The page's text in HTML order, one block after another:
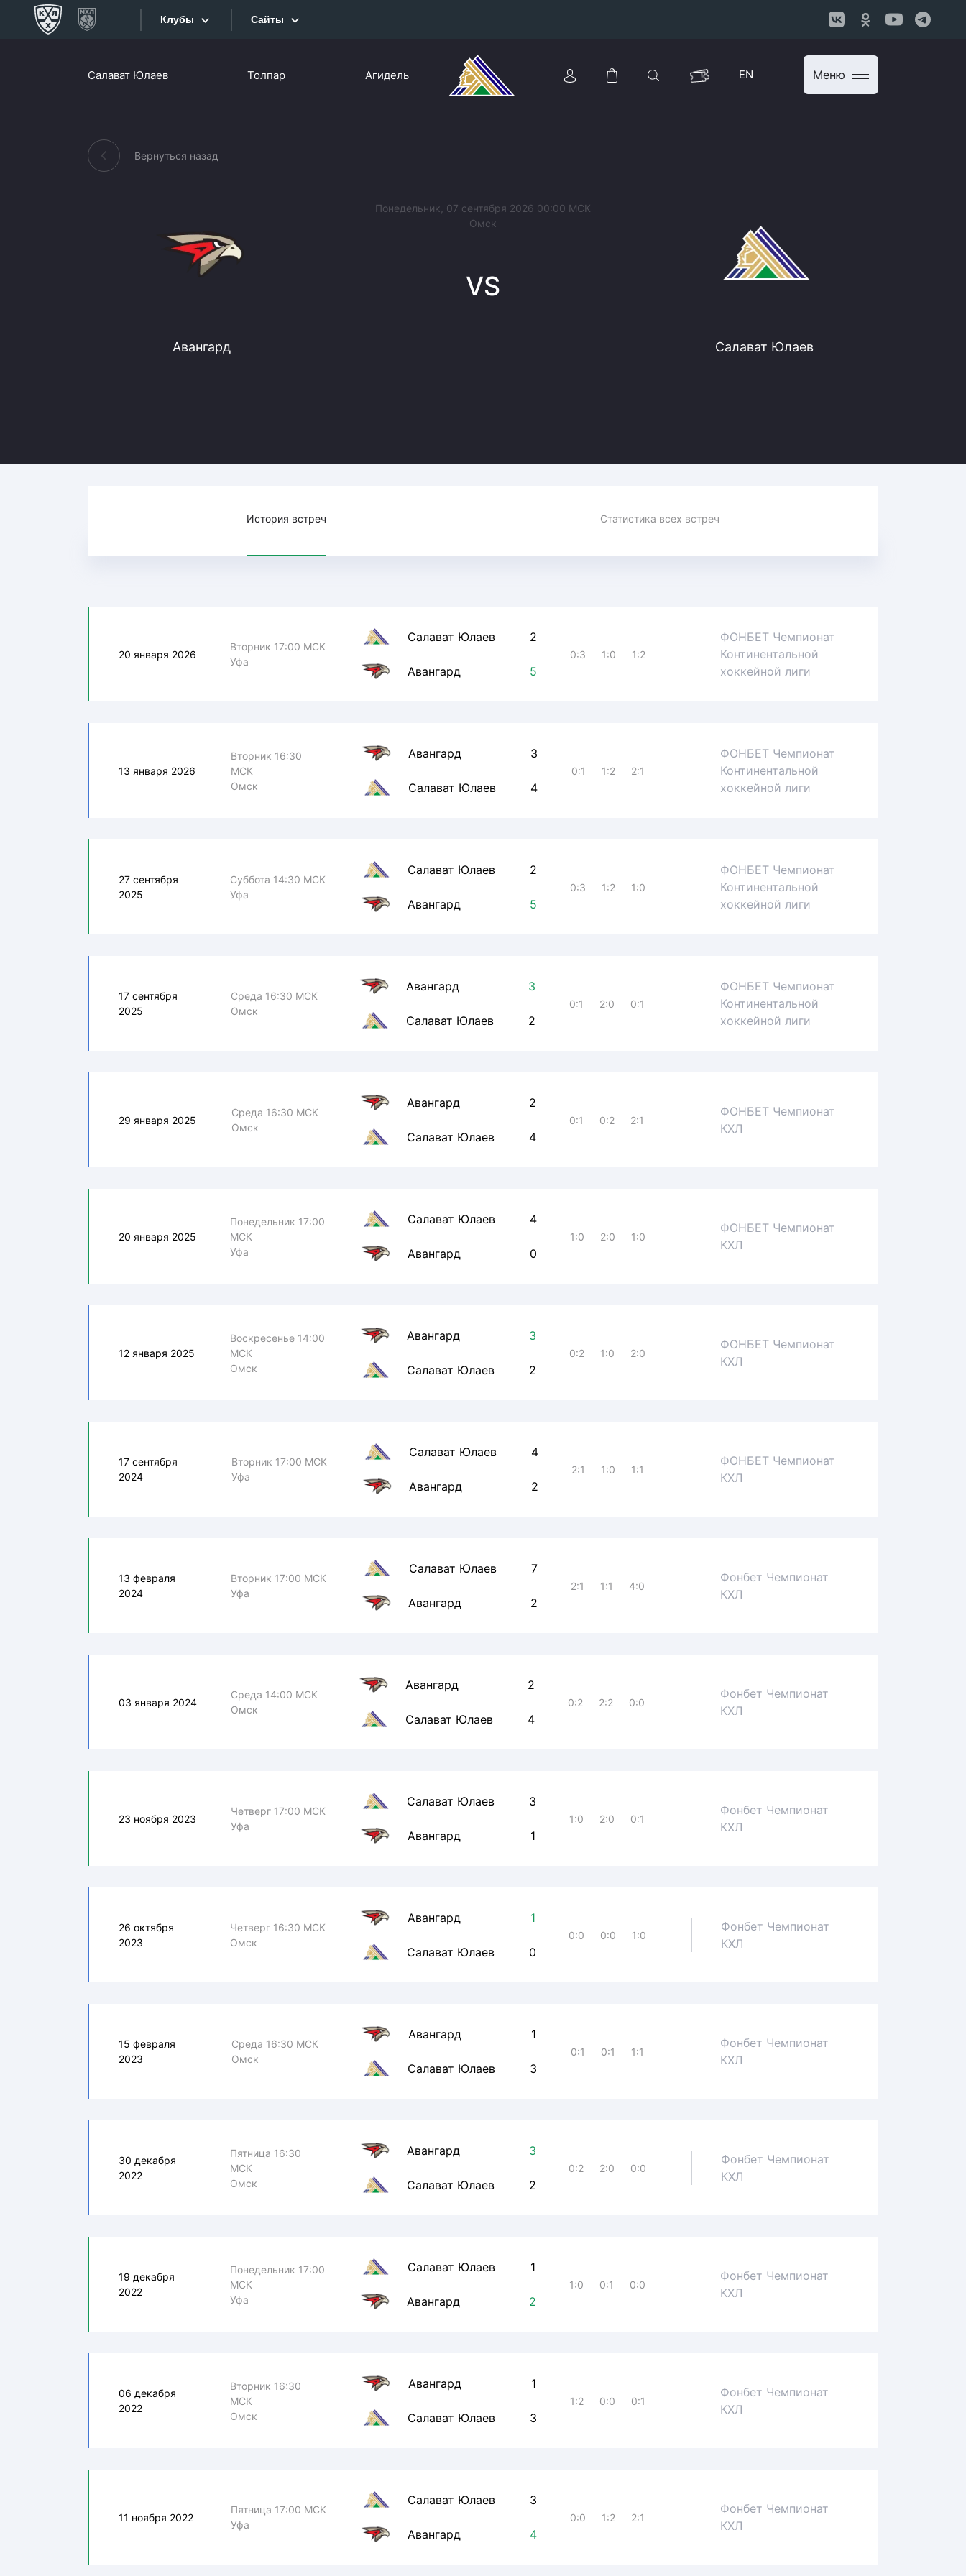
Клубы
Конференция «Запад»
Дивизион Тарасова
Северсталь
Конференция «Восток»
Сайты
Сайты
Салават Юлаев Толпар Агидель EN Меню
Вернуться назад
Авангард
Понедельник, 07 сентября 2026 00:00 МСК
Омск
VS
Салават Юлаев
История встреч Статистика всех встреч
20 января 2026
Вторник 17:00 МСК
Уфа
Салават Юлаев 2
Авангард 5
0:3 1:0 1:2
ФОНБЕТ Чемпионат
Континентальной
хоккейной лиги
13 января 2026
Вторник 16:30
МСК
Омск
Авангард 3
Салават Юлаев 4
0:1 1:2 2:1
ФОНБЕТ Чемпионат
Континентальной
хоккейной лиги
27 сентября
2025
Суббота 14:30 МСК
Уфа
Салават Юлаев 2
Авангард 5
0:3 1:2 1:0
ФОНБЕТ Чемпионат
Континентальной
хоккейной лиги
17 сентября
2025
Среда 16:30 МСК
Омск
Авангард 3
Салават Юлаев 2
0:1 2:0 0:1
ФОНБЕТ Чемпионат
Континентальной
хоккейной лиги
29 января 2025
Среда 16:30 МСК
Омск
Авангард 2
Салават Юлаев 4
0:1 0:2 2:1
ФОНБЕТ Чемпионат
КХЛ
20 января 2025
Понедельник 17:00
МСК
Уфа
Салават Юлаев 4
Авангард 0
1:0 2:0 1:0
ФОНБЕТ Чемпионат
КХЛ
12 января 2025
Воскресенье 14:00
МСК
Омск
Авангард 3
Салават Юлаев 2
0:2 1:0 2:0
ФОНБЕТ Чемпионат
КХЛ
17 сентября
2024
Вторник 17:00 МСК
Уфа
Салават Юлаев 4
Авангард 2
2:1 1:0 1:1
ФОНБЕТ Чемпионат
КХЛ
13 февраля
2024
Вторник 17:00 МСК
Уфа
Салават Юлаев 7
Авангард 2
2:1 1:1 4:0
Фонбет Чемпионат
КХЛ
03 января 2024
Среда 14:00 МСК
Омск
Авангард 2
Салават Юлаев 4
0:2 2:2 0:0
Фонбет Чемпионат
КХЛ
23 ноября 2023
Четверг 17:00 МСК
Уфа
Салават Юлаев 3
Авангард 1
1:0 2:0 0:1
Фонбет Чемпионат
КХЛ
26 октября
2023
Четверг 16:30 МСК
Омск
Авангард 1
Салават Юлаев 0
0:0 0:0 1:0
Фонбет Чемпионат
КХЛ
15 февраля
2023
Среда 16:30 МСК
Омск
Авангард 1
Салават Юлаев 3
0:1 0:1 1:1
Фонбет Чемпионат
КХЛ
30 декабря
2022
Пятница 16:30
МСК
Омск
Авангард 3
Салават Юлаев 2
0:2 2:0 0:0
Фонбет Чемпионат
КХЛ
19 декабря
2022
Понедельник 17:00
МСК
Уфа
Салават Юлаев 1
Авангард 2
1:0 0:1 0:0
Фонбет Чемпионат
КХЛ
06 декабря
2022
Вторник 16:30
МСК
Омск
Авангард 1
Салават Юлаев 3
1:2 0:0 0:1
Фонбет Чемпионат
КХЛ
11 ноября 2022
Пятница 17:00 МСК
Уфа
Салават Юлаев 3
Авангард 4
0:0 1:2 2:1
Фонбет Чемпионат
КХЛ